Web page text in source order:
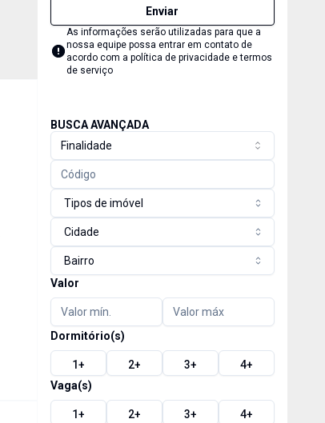
Enviar
As informações serão utilizadas para que a
nossa equipe possa entrar em contato de
acordo com a política de privacidade e termos
de serviço
BUSCA AVANÇADA
Finalidade
Tipos de imóvel
Cidade
Bairro
Valor
Dormitório(s)
1+ 2+ 3+ 4+
Vaga(s)
1+ 2+ 3+ 4+